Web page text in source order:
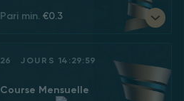
Pari min. €0.3
26 JOURS 14 : 29: 59
Course Mensuelle